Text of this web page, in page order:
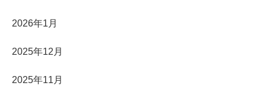
2026年1月
2025年12月
2025年11月